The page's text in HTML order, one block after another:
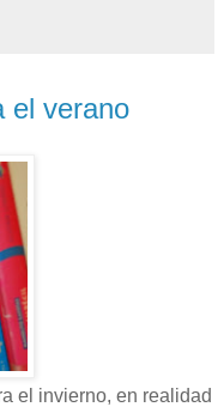
el verano
el invierno, en realidad